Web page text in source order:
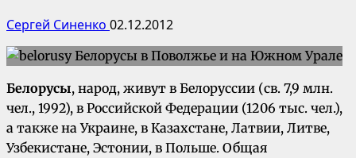
Сергей Синенко 02.12.2012
Белорусы, народ, живут в Белоруссии (св. 7,9 млн.
чел., 1992), в Российской Федерации (1206 тыс. чел.),
а также на Украине, в Казахстане, Латвии, Литве,
Узбекистане, Эстонии, в Польше. Общая